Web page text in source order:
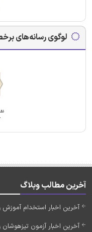
لوگوی رسانه‌های
آخرین مطالب وبلاگ
آخرین اخبار استخدام آموزش و پرورش
آخرین اخبار آزمون تیزهوشان